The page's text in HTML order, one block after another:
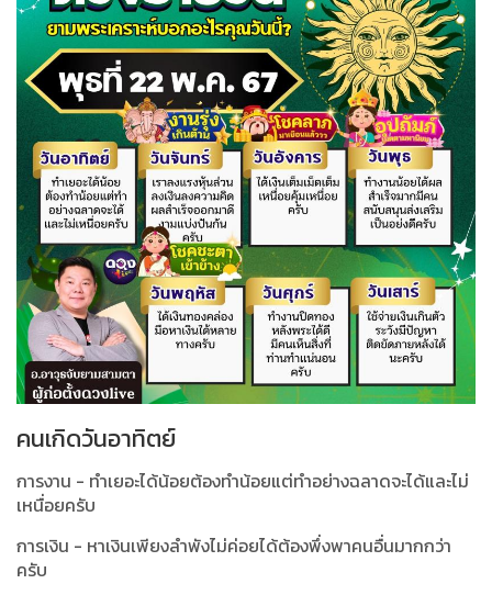
คนเกิดวันอาทิตย์
การงาน - ทำเยอะได้น้อยต้องทำน้อยแต่ทำอย่างฉลาดจะได้และไม่
เหนื่อยครับ
การเงิน - หาเงินเพียงลำพังไม่ค่อยได้ต้องพึ่งพาคนอื่นมากกว่า
ครับ